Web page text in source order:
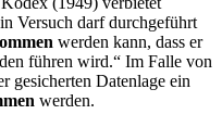
Versuch darf durchgeführt
werden kann, dass er
führen wird.“ Im Falle von
gesicherten Datenlage ein
werden.